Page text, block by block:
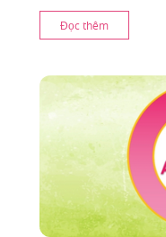
ăn chăn nuôi.
và con ng
Đọc thêm